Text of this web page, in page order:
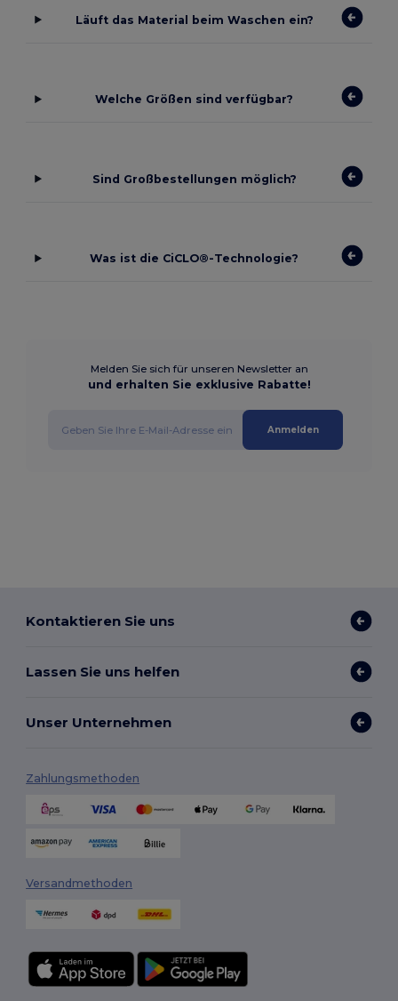
Läuft das Material beim Waschen ein?
Welche Größen sind verfügbar?
Sind Großbestellungen möglich?
Was ist die CiCLO®-Technologie?
Melden Sie sich für unseren Newsletter an
und erhalten Sie exklusive Rabatte!
Anmelden
Kontaktieren Sie uns
Lassen Sie uns helfen
Unser Unternehmen
Zahlungsmethoden
Versandmethoden